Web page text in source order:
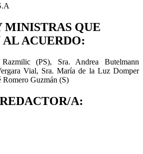
MINISTRAS QUE
AL ACUERDO:
(PS), Sra. Andrea Butelmann
Vial, Sra. María de la Luz Domper
Romero Guzmán (S)
A: